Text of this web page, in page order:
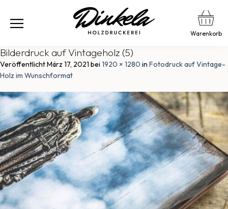
Warenkorb
Bilderdruck auf Vintageholz (5)
VeröffentlichtMärz 17, 2021 bei 1920 × 1280 in Fotodruck auf Vintage-
Holz im Wunschformat